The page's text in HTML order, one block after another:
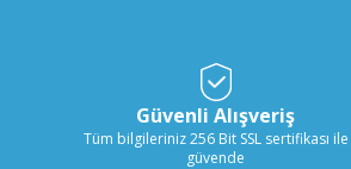
Güvenli Alışveriş
Tüm bilgileriniz 256 Bit SSL sertifikası ile
güvende